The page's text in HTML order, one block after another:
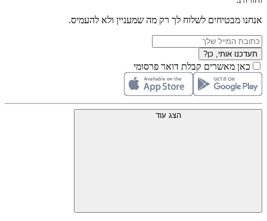
אנחנו מבטיחים לשלוח לך רק מה שמעניין ולא להעמיס.
תעדכנו אותי, כן?
כאן מאשרים קבלת דואר פרסומי
הצג עוד